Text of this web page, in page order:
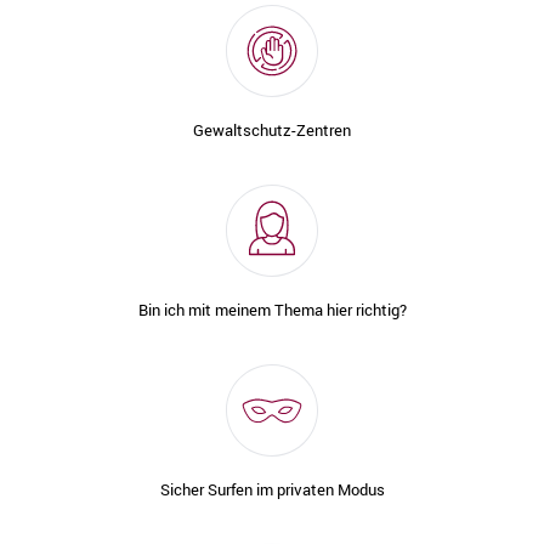
Gewaltschutz-Zentren
Bin ich mit meinem Thema hier richtig?
Sicher Surfen im privaten Modus